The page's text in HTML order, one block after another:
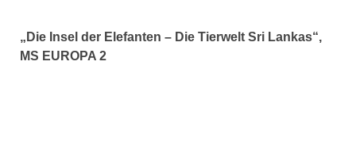
„Die Insel der Elefanten – Die Tierwelt Sri Lankas“,
MS EUROPA 2